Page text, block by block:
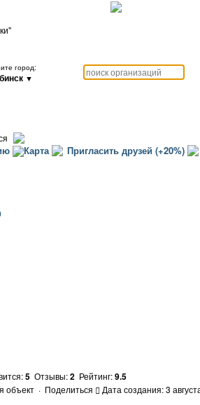
город:
▼
Карта Пригласить друзей (+20%)
5 Отзывы:2 Рейтинг:9.5
объект · Поделиться Дата создания: 3